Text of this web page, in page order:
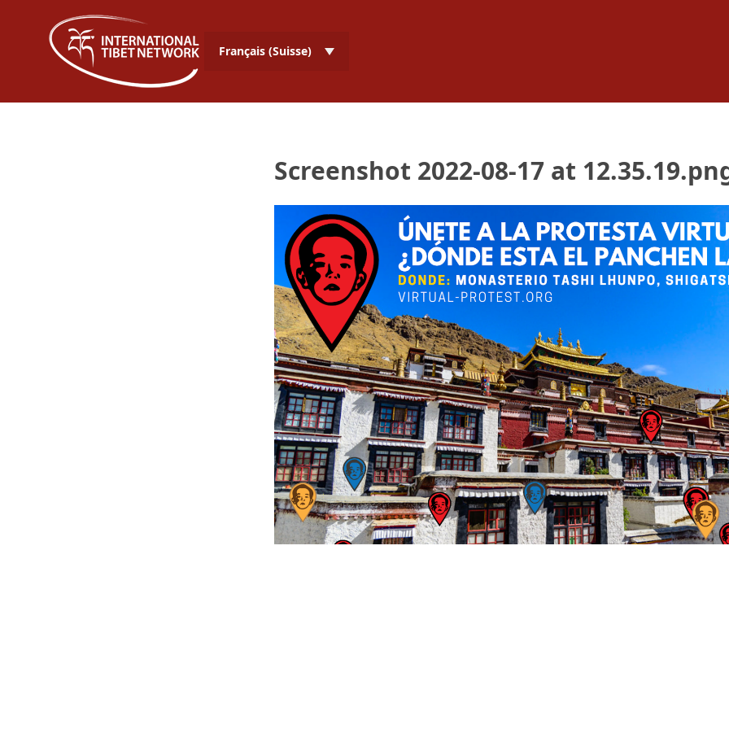
Français (Suisse)
Screenshot 2022-08-17 at